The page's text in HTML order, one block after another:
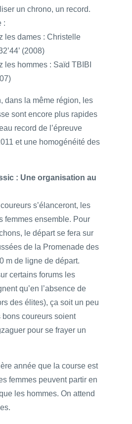
un chrono, un record.
:
les dames : Christelle
(2008)
les hommes : Saïd TBIBI
dans la même région, les
sont encore plus rapides
record de l’épreuve
et une homogénéité des
: Une organisation au
s’élanceront, les
femmes ensemble. Pour
le départ se fera sur
de la Promenade des
m de ligne de départ.
certains forums les
qu’en l’absence de
des élites), ça soit un peu
coureurs soient
pour se frayer un
année que la course est
femmes peuvent partir en
les hommes. On attend